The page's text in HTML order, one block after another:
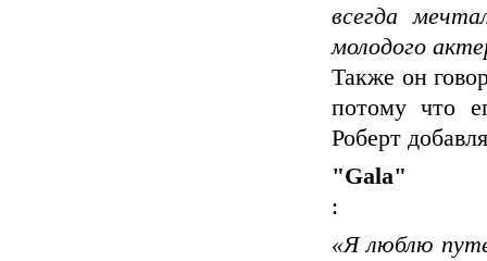
всегда
молодого
Также он
потому что
Роберт
"Gala"
:
«Я люблю